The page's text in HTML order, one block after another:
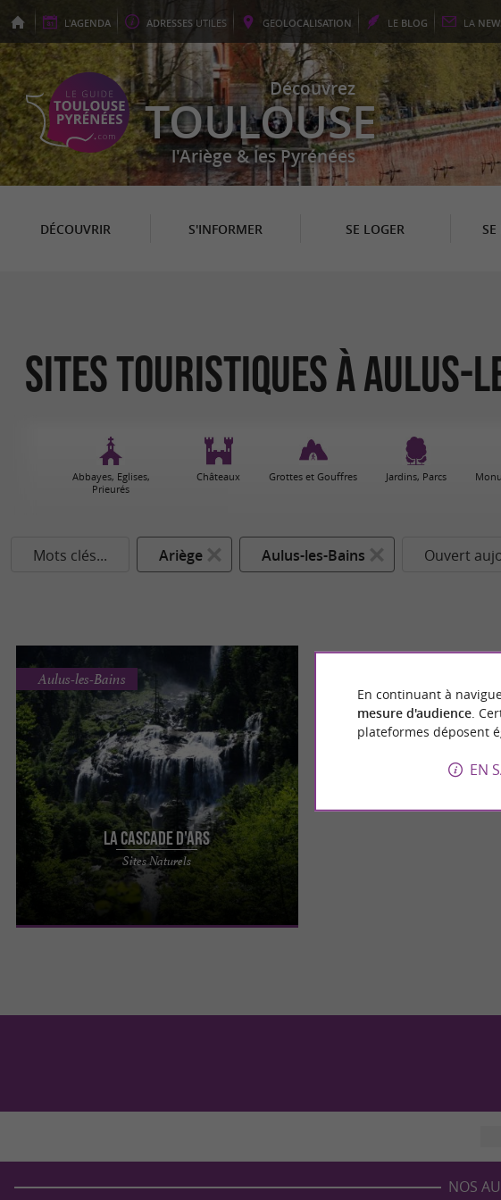
L'AGENDA ADRESSES UTILES GEOLOCALISATION LE BLOG LA
Découvrez
TOULOUSE
l'Ariège & les Pyrénées
DÉCOUVRIR S'INFORMER SE LOGER SE
Sites Touristiques à Aulus-
Abbayes, Eglises,
Prieurés
Châteaux Grottes et Gouffres Jardins, Parcs
Mots clés... Ariège Aulus-les-Bains Ouvert
La Cascade d'Ars
Sites Naturels
Aulus-les-Bains
La cascade d’Ars dans le Couserans, est
considérée comme l’ une des plus belles des
Pyrénées. Elle se situe ...
NOS
En continuant à
mesure d'audience.
plateformes déposent
EN